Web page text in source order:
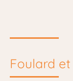
Foulard